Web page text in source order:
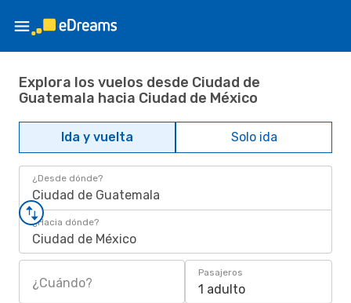
Explora los vuelos desde Ciudad de
Guatemala hacia Ciudad de México
Ida y vuelta Solo ida
¿Desde dónde?
Ciudad de Guatemala
¿Hacia dónde?
Ciudad de México
¿Cuándo?
Pasajeros
1 adulto